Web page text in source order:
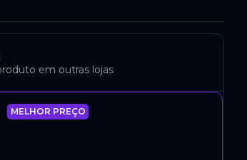
em outras lojas
MELHOR PREÇO